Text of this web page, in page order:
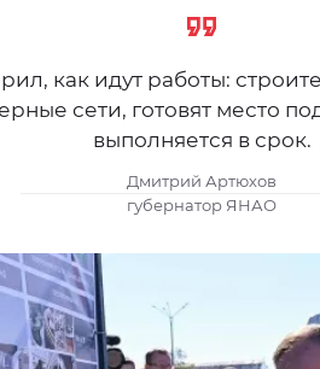
как идут работы:
сети, готовят место
выполняется в срок.
Дмитрий Артюхов
губернатор ЯНАО